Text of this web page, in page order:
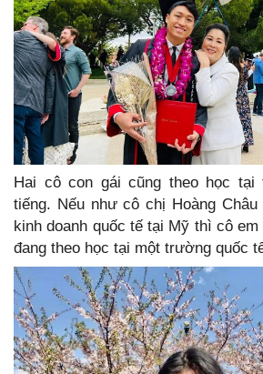
Hai cô con gái cũng theo học
tiếng. Nếu như cô chị Hoàng
kinh doanh quốc tế tại Mỹ thì cô
đang theo học tại một trường quốc